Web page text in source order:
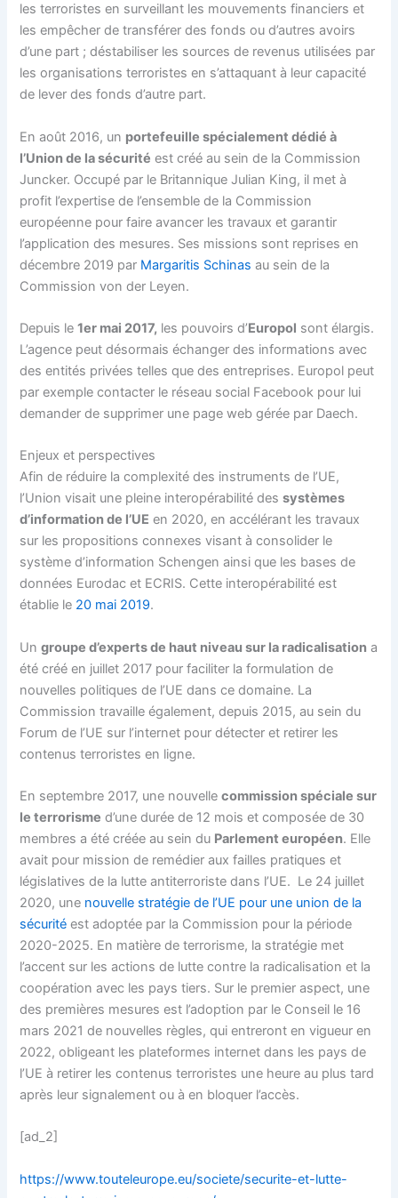
les terroristes en surveillant les mouvements financiers et
les empêcher de transférer des fonds ou d’autres avoirs
d’une part ; déstabiliser les sources de revenus utilisées par
les organisations terroristes en s’attaquant à leur capacité
de lever des fonds d’autre part.
En août 2016, un portefeuille spécialement dédié à
l’Union de la sécurité est créé au sein de la Commission
Juncker. Occupé par le Britannique Julian King, il met à
profit l’expertise de l’ensemble de la Commission
européenne pour faire avancer les travaux et garantir
l’application des mesures. Ses missions sont reprises en
décembre 2019 par Margaritis Schinas au sein de la
Commission von der Leyen.
Depuis le1er mai 2017, les pouvoirs d’Europol sont élargis.
L’agence peut désormais échanger des informations avec
des entités privées telles que des entreprises. Europol peut
par exemple contacter le réseau social Facebook pour lui
demander de supprimer une page web gérée par Daech.
Enjeux et perspectives
Afin de réduire la complexité des instruments de l’UE,
l’Union visait une pleine interopérabilité dessystèmes
d’information de l’UE en 2020, en accélérant les travaux
sur les propositions connexes visant à consolider le
système d’information Schengen ainsi que les bases de
données Eurodac et ECRIS. Cette interopérabilité est
établie le 20 mai 2019.
Ungroupe d’experts de haut niveau sur la radicalisation a
été créé en juillet 2017 pour faciliter la formulation de
nouvelles politiques de l’UE dans ce domaine. La
Commission travaille également, depuis 2015, au sein du
Forum de l’UE sur l’internet pour détecter et retirer les
contenus terroristes en ligne.
En septembre 2017, une nouvellecommission spéciale sur
le terrorisme d’une durée de 12 mois et composée de 30
membres a été créée au sein du Parlement européen. Elle
avait pour mission de remédier aux failles pratiques et
législatives de la lutte antiterroriste dans l’UE. Le 24 juillet
2020, une nouvelle stratégie de l’UE pour une union de la
sécurité est adoptée par la Commission pour la période
2020-2025. En matière de terrorisme, la stratégie met
l’accent sur les actions de lutte contre la radicalisation et la
coopération avec les pays tiers. Sur le premier aspect, une
des premières mesures est l’adoption par le Conseil le 16
mars 2021 de nouvelles règles, qui entreront en vigueur en
2022, obligeant les plateformes internet dans les pays de
l’UE à retirer les contenus terroristes une heure au plus tard
après leur signalement ou à en bloquer l’accès.
[ad_2]
https://www.touteleurope.eu/societe/securite-et-lutte-